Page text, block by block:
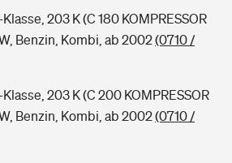
203 K (C 180 KOMPRESSOR
Benzin, Kombi, ab 2002(0710 /
203 K (C 200 KOMPRESSOR
Benzin, Kombi, ab 2002(0710 /